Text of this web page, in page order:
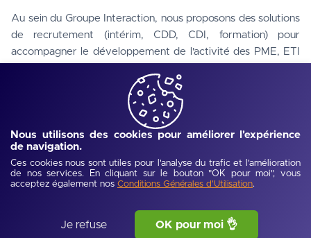
Nous utilisons des cookies pour améliorer l'expérience
de navigation.
Ces cookies nous sont utiles pour l'analyse du trafic et l'amélioration
de nos services. En cliquant sur le bouton "OK pour moi", vous
acceptez également nos Conditions Générales d'Utilisation.
Je refuse OK pour moi 👌
Au sein du Groupe Interaction, nous proposons des solutions
de recrutement (intérim, CDD, CDI, formation) pour
accompagner le développement de l'activité des PME, ETI
En faisant vivre nos valeurs (Liberté, engagement, exigence,
collectif, sur-mesure et proximité), nous plaçons l'humain au
coeur de notre activité. Notre groupe, né en Bretagne en
1991, développe son expertise et ses compétences par
agences et cabinets sur tout le territoire national français.
Lire la suite